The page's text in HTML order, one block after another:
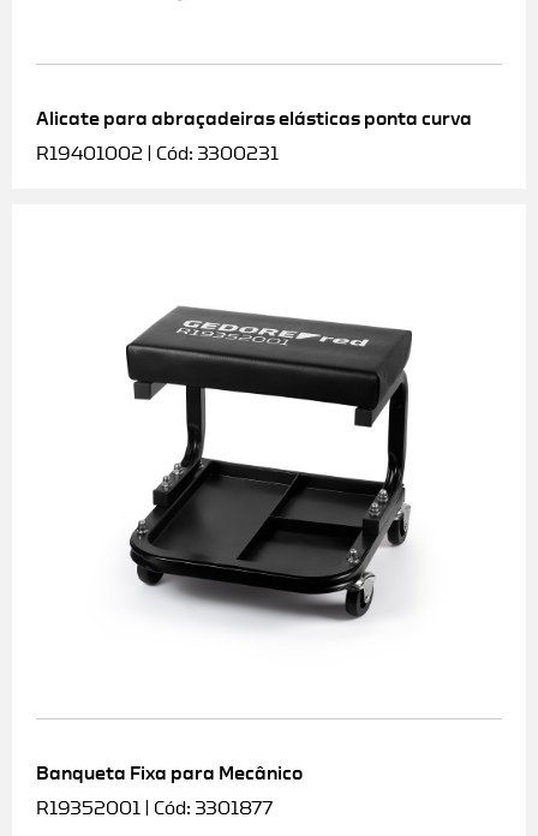
Alicate para abraçadeiras elásticas ponta curva
R19401002 | Cód: 3300231
Banqueta Fixa para Mecânico
R19352001 | Cód: 3301877